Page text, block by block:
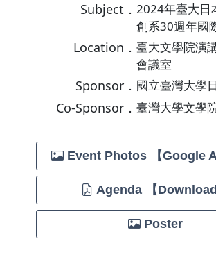
Subject． 2024年臺大日
創系30週年國
Location． 臺大文學院演
會議室
Sponsor． 國立臺灣大學
Co-Sponsor． 臺灣大學文學
Event Photos 【Google
Agenda 【Download
Poster